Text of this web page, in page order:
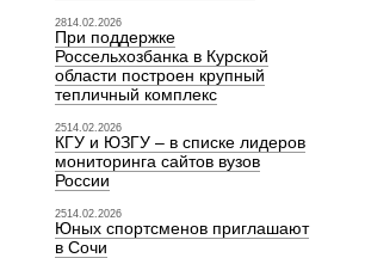
2814.02.2026
При поддержке
Россельхозбанка в Курской
области построен крупный
тепличный комплекс
2514.02.2026
КГУ и ЮЗГУ – в списке лидеров
мониторинга сайтов вузов
России
2514.02.2026
Юных спортсменов приглашают
в Сочи